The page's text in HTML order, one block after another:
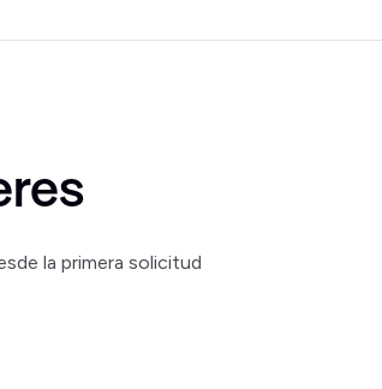
la primera solicitud